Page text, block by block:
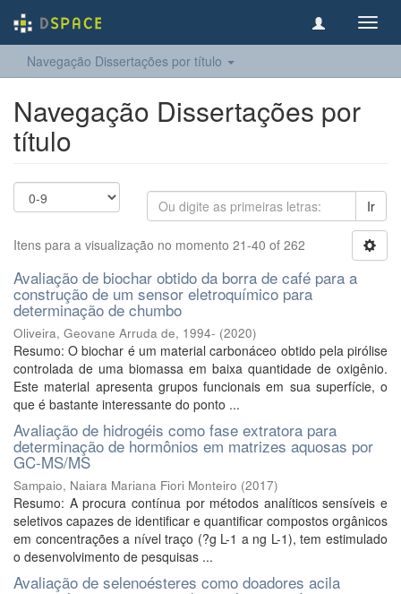
Navegação Dissertações por título
Navegação Dissertações por
título
Ir
Itens para a visualização no momento 21-40 of 262
Avaliação de biochar obtido da borra de café para a
construção de um sensor eletroquímico para
determinação de chumbo
Oliveira, Geovane Arruda de, 1994- (2020)
Resumo: O biochar é um material carbonáceo obtido pela pirólise
controlada de uma biomassa em baixa quantidade de oxigênio.
Este material apresenta grupos funcionais em sua superfície, o
que é bastante interessante do ponto ...
Avaliação de hidrogéis como fase extratora para
determinação de hormônios em matrizes aquosas por
GC-MS/MS
Sampaio, Naiara Mariana Fiori Monteiro (2017)
Resumo: A procura contínua por métodos analíticos sensíveis e
seletivos capazes de identificar e quantificar compostos orgânicos
em concentrações a nível traço (?g L-1 a ng L-1), tem estimulado
o desenvolvimento de pesquisas ...
Avaliação de selenoésteres como doadores acila